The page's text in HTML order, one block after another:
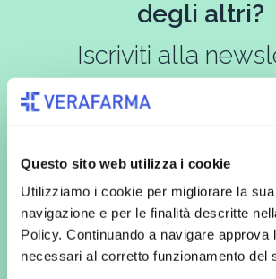
Questo sito web utilizza i cookie
Utilizziamo i cookie per migliorare la
navigazione e per le finalità descritte
Policy. Continuando a navigare approva
necessari al corretto funzionamento del
degli altri?
Iscriviti alla
redatta ai sensi del Regolamento EU 2016/679,
commerciali da parte di Verafarma, tra cui invio di
marketing (con modalità telematiche - quali ad es.
con inviti e comunicazioni commerciali - e modalità
es. posta cartacea)